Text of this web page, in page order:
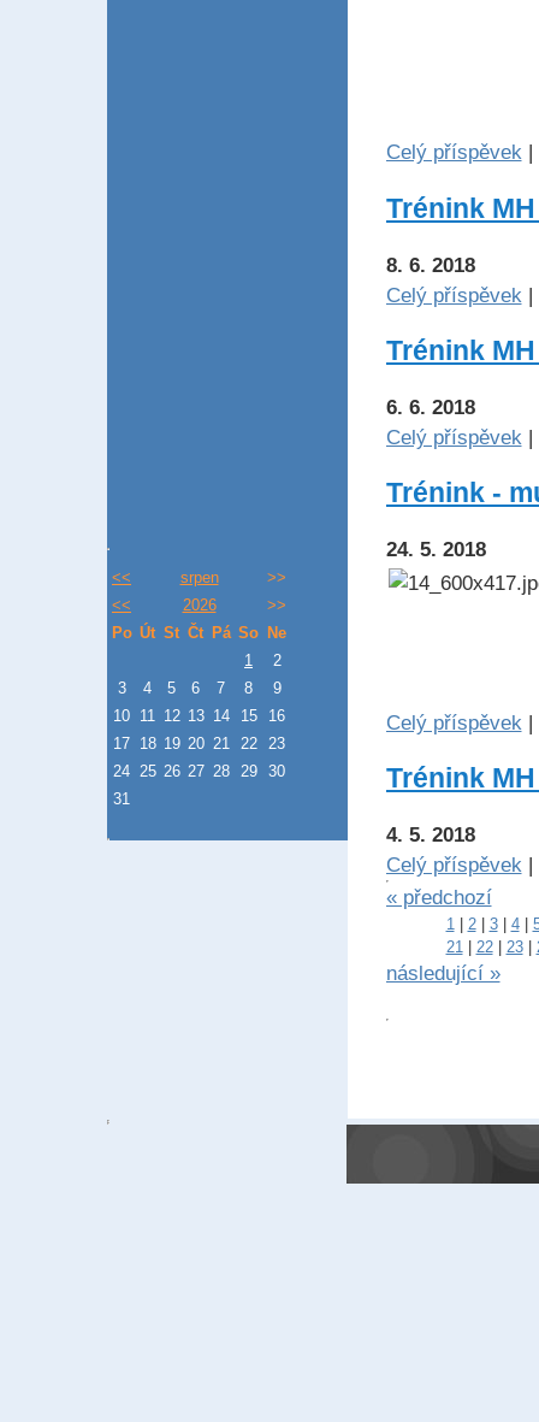
<< srpen
>>
<<
2026
>>
Po Út St Čt Pá So Ne
1
2
3
4 5 6 7 8
9
10 11 12 13 14 15
16
17 18 19 20 21 22
23
24 25 26 27 28 29
30
31
Celý příspěvek |
Trénink
8. 6. 2018
Celý příspěvek |
Trénink
6. 6. 2018
Celý příspěvek |
Trénink -
24. 5. 2018
Celý příspěvek |
Trénink
4. 5. 2018
Celý příspěvek |
« předchozí
1 2 3 4
21
22 23
následující »